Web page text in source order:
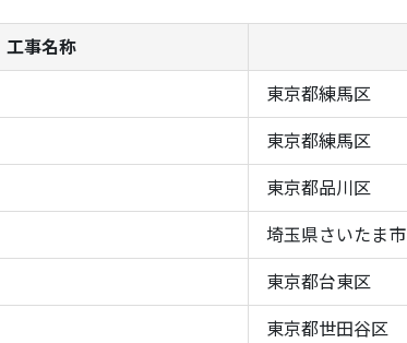
工事名称
東京都練馬区
東京都練馬区
東京都品川区
埼玉県さいたま市
東京都台東区
東京都世田谷区